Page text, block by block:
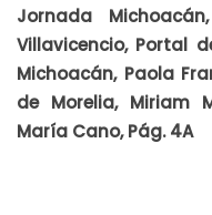
Jornada
Villavicencio, Portal
Michoacán, Paola
de Morelia, Miriam
María Cano, Pág. 4A